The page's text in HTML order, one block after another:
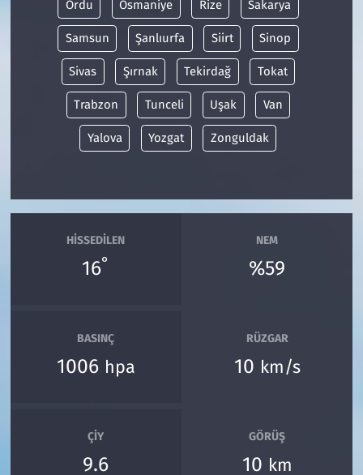
Ordu Osmaniye Rize Sakarya
Samsun Şanlıurfa Siirt Sinop
Sivas Şırnak Tekirdağ Tokat
Trabzon Tunceli Uşak Van
Yalova Yozgat Zonguldak
HISSEDILEN
16°
NEM
%59
BASINÇ
1006 hpa
RÜZGAR
10 km/s
ÇIY
9.6
GÖRÜŞ
10 km